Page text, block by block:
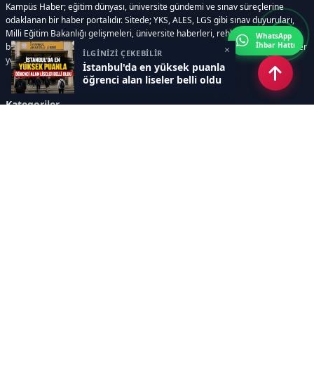
İLGİNİZİ ÇEKEBİLİR
İstanbul'da en yüksek puanla
öğrenci alan liseler belli oldu
×
Kampüs Haber; eğitim dünyası, üniversite gündemi ve sınav süreçlerine
odaklanan bir haber portalıdır. Sitede; YKS, ALES, LGS gibi sınav duyuruları,
Milli Eğitim Bakanlığı gelişmeleri, üniversite haberleri, rehberlik içerikleri,
bilim ve teknoloji alanındaki yenilikler ile öğrenci yaşamına dair güncel bilgiler
yer alır.
Kategoriler
WhatsApp
İhbar Hattı